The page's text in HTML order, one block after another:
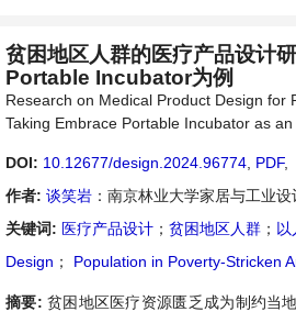
贫困地区人群的医疗产品设
Portable Incubator为例
Research on Medical Product Design
Taking Embrace Portable Incubator as
DOI: 10.12677/design.2024.96774 PDF,
作者: 谈笑岩 ：南京林业大学家居与工业
关键词: 医疗产品设计 ； 贫困地区人群 ； 以
Design ； Population in Poverty-Stricken
摘要: 贫困地区医疗资源匮乏成为制约当